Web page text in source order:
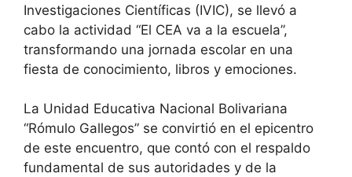
Investigaciones Científicas (IVIC), se llevó a
cabo la actividad “El CEA va a la escuela”,
transformando una jornada escolar en una
fiesta de conocimiento, libros y emociones.
​La Unidad Educativa Nacional Bolivariana
“Rómulo Gallegos” se convirtió en el epicentro
de este encuentro, que contó con el respaldo
fundamental de sus autoridades y de la